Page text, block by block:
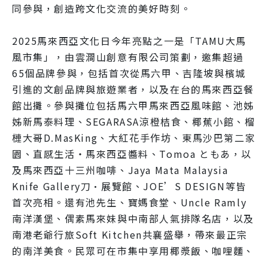
同參與，創造跨文化交流的美好時刻。
2025馬來西亞文化日今年亮點之一是「TAMU大馬
風市集」，由雲澗山創意有限公司策劃，邀集超過
65個品牌參與，包括首次從馬六甲、吉隆坡與檳城
引進的文創品牌與旅遊業者，以及在台的馬來西亞餐
館出攤。參與攤位包括馬六甲馬來西亞風味館、池姊
姊新馬泰料理、SEGARASA涼橙桔食、椰蕉小館、榴
槤大哥D.MasKing、大紅花手作坊、東馬沙巴第二家
園、直感生活・馬來西亞醬料、Tomoa ともあ，以
及馬來西亞十三州咖啡、Jaya Mata Malaysia
Knife Gallery刀·展覽館、JOE’S DESIGN等皆
首次亮相。還有池先生、寶媽食堂、Uncle Ramly
南洋漢堡、偶素馬來妹與中南部人氣排隊名店，以及
南港老爺行旅Soft Kitchen共襄盛舉，帶來最正宗
的南洋美食。民眾可在市集中享用椰漿飯、咖哩麵、